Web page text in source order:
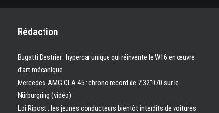
Rédaction
Bugatti Destrier : hypercar unique qui réinvente le W16 en œuvre
d’art mécanique
Mercedes-AMG CLA 45 : chrono record de 7’32″070 sur le
Nürburgring (vidéo)
Loi Ripost : les jeunes conducteurs bientôt interdits de voitures